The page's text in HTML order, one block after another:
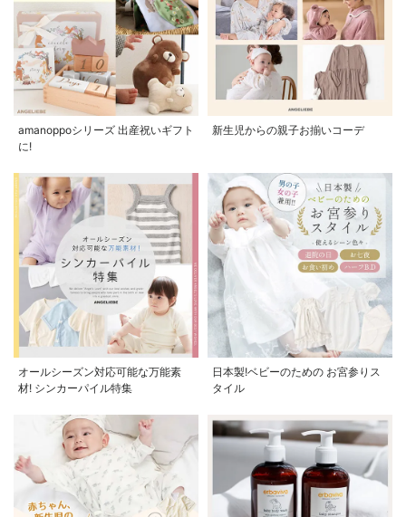
amanoppoシリーズ 出産祝いギフト
に!
新生児からの親子お揃いコーデ
オールシーズン対応可能な万能素
材! シンカーパイル特集
日本製!ベビーのための お宮参りス
タイル